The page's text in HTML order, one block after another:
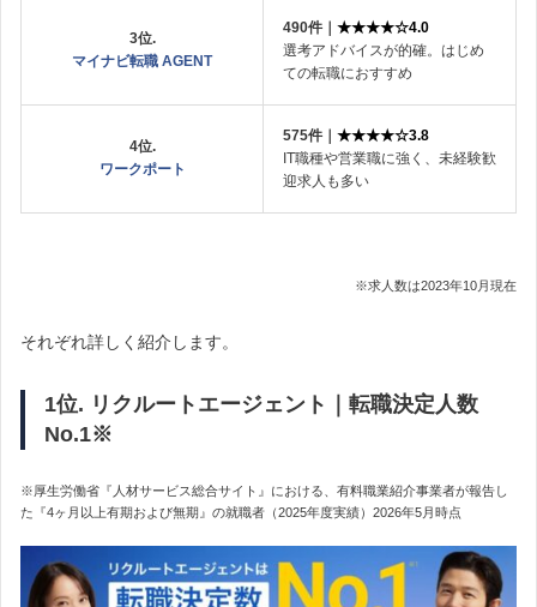
3位.
マイナビ転職 AGENT
490件｜ ★★★★☆4.0
選考アドバイスが的確。はじめ
ての転職におすすめ
4位.
ワークポート
575件｜ ★★★★☆3.8
IT職種や営業職に強く、未経験歓
迎求人も多い
※求人数は2023年10月現在
それぞれ詳しく紹介します。
1位. リクルートエージェント｜転職決定人数
No.1※
※厚生労働省『人材サービス総合サイト』における、有料職業紹介事業者が報告し
た『4ヶ月以上有期および無期』の就職者（2025年度実績）2026年5月時点